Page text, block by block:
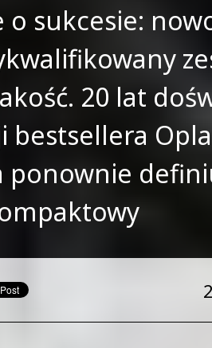
o sukcesie:
20 lat
bestsellera
ponownie